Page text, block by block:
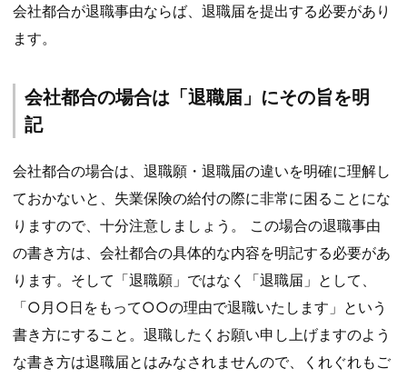
会社都合が退職事由ならば、退職届を提出する必要があり
ます。
会社都合の場合は「退職届」にその旨を明
記
会社都合の場合は、退職願・退職届の違いを明確に理解し
ておかないと、失業保険の給付の際に非常に困ることにな
りますので、十分注意しましょう。 この場合の退職事由
の書き方は、会社都合の具体的な内容を明記する必要があ
ります。そして「退職願」ではなく「退職届」として、
「○月○日をもって○○の理由で退職いたします」という
書き方にすること。退職したくお願い申し上げますのよう
な書き方は退職届とはみなされませんので、くれぐれもご